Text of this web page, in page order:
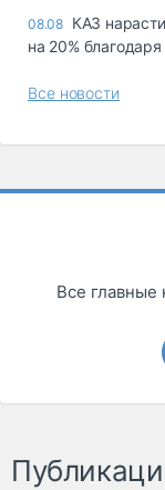
08.08 КАЗ
на 20%
Все новости
Все главные